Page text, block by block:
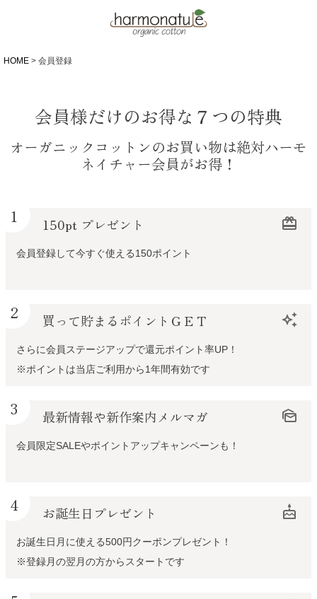
HOME 会員登録
会員様だけのお得な７つの特典
オーガニックコットンのお買い物は絶対ハーモ
ネイチャー会員がお得！
1 150pt プレゼント redeem
会員登録して今すぐ使える150ポイント
2 買って貯まるポイントＧＥＴ auto_awesome
さらに会員ステージアップで還元ポイント率UP！
※ポイントは当店ご利用から1年間有効です
3 最新情報や新作案内メルマガ mark_as_unread
会員限定SALEやポイントアップキャンペーンも！
4 お誕生日プレゼント cake
お誕生日月に使える500円クーポンプレゼント！
※登録月の翌月の方からスタートです